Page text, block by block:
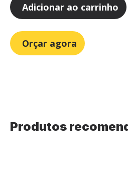
Adicionar ao carrinho
Orçar agora
Produtos